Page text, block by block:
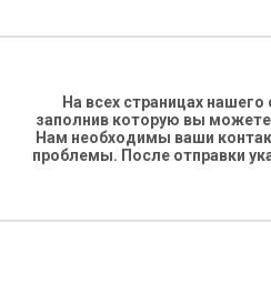
На всех страницах
заполнив которую вы
Нам необходимы ваши
проблемы. После отправки